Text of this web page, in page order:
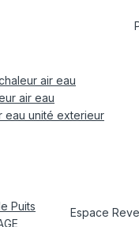
air eau
air eau
eau unité exterieur
Puits
Espace